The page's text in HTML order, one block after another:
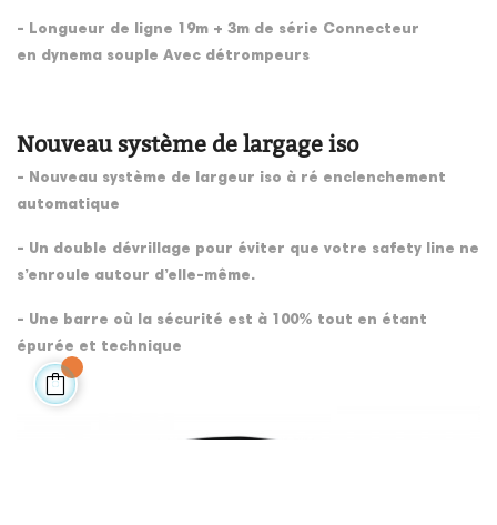
- Longueur de ligne 19m + 3m de série Connecteur
en dynema souple Avec détrompeurs
Nouveau système de largage iso
- Nouveau système de largeur iso à ré enclenchement
automatique
- Un double dévrillage pour éviter que votre safety line ne
s’enroule autour d’elle-même.
- Une barre où la sécurité est à 100% tout en étant
épurée et technique